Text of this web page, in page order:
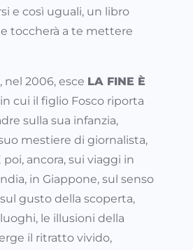
e così uguali, un libro
toccherà a te mettere
nel 2006, esce LA FINE È
in cui il figlio Fosco riporta
sulla sua infanzia,
mestiere di giornalista,
poi, ancora, sui viaggi in
in Giappone, sul senso
gusto della scoperta,
le illusioni della
il ritratto vivido,